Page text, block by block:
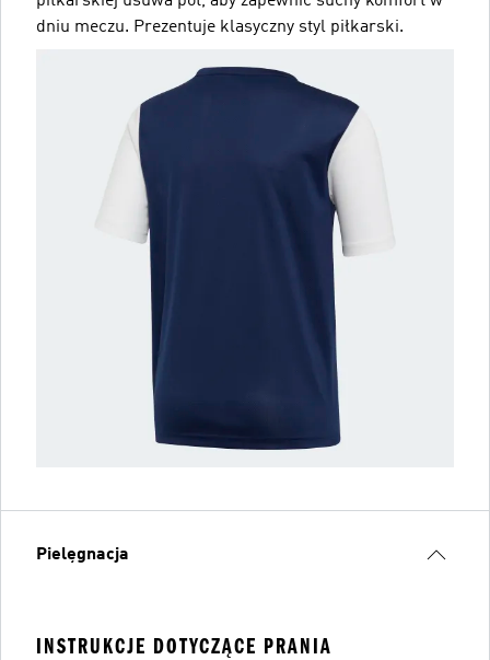
dniu meczu. Prezentuje klasyczny styl piłkarski.
Pielęgnacja
INSTRUKCJE DOTYCZĄCE PRANIA